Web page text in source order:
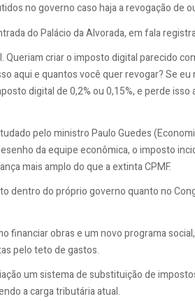
no governo caso haja a revogação de
do Palácio da Alvorada, em fala
criar o imposto digital parecido
aqui e quantos você quer revogar? Se
digital de 0,2% ou 0,15%, e perde isso
pelo ministro Paulo Guedes
da equipe econômica, o imposto
mais amplo do que a extinta CPMF.
dentro do próprio governo quanto no
financiar obras e um novo programa
pelo teto de gastos.
um sistema de substituição de
a carga tributária atual.